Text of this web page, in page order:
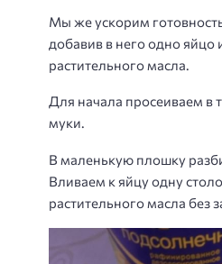
Мы же ускорим
добавив в него одно яйцо
растительного масла.
Для начала просеиваем в
муки.
В маленькую плошку
Вливаем к яйцу одну
растительного масла без